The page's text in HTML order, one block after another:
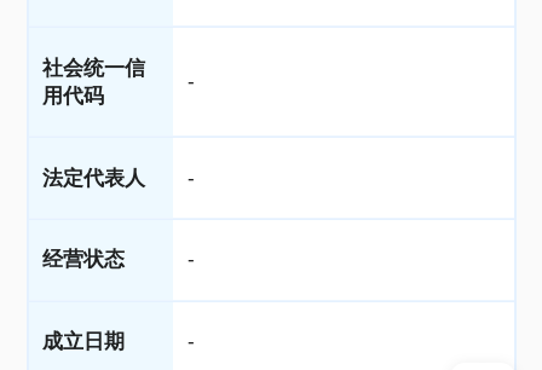
社会统一信
用代码
-
法定代表人 -
经营状态 -
成立日期 -